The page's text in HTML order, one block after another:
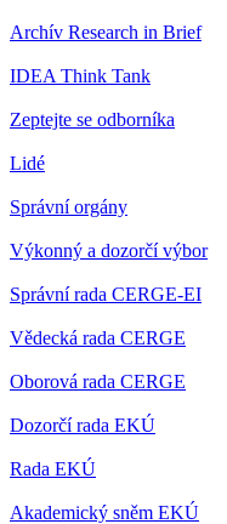
Archív Research in Brief
IDEA Think Tank
Zeptejte se odborníka
Lidé
Správní orgány
Výkonný a dozorčí výbor
Správní rada CERGE-EI
Vědecká rada CERGE
Oborová rada CERGE
Dozorčí rada EKÚ
Rada EKÚ
Akademický sněm EKÚ